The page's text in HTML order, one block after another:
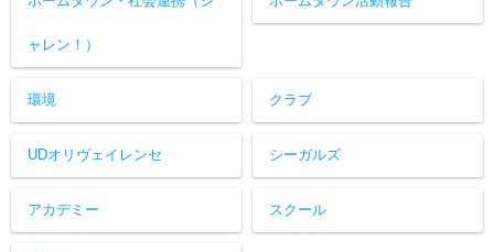
ャレン！）
環境 クラブ
UDオリヴェイレンセ シーガルズ
アカデミー スクール